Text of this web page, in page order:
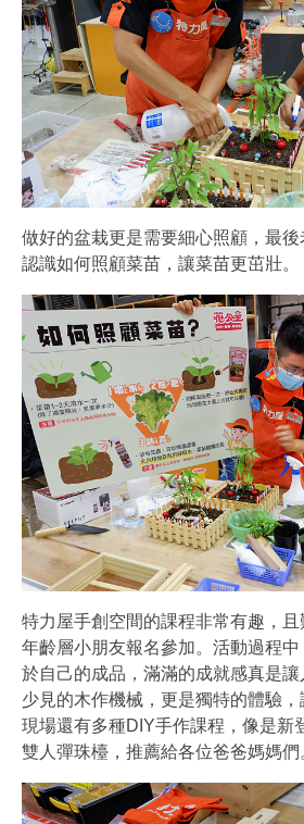
做好的盆栽更是需要細心照顧，最
認識如何照顧菜苗，讓菜苗更茁壯。
特力屋手創空間的課程非常有趣，
年齡層小朋友報名參加。活動過程
於自己的成品，滿滿的成就感真是
少見的木作機械，更是獨特的體驗，
現場還有多種DIY手作課程，像是新
雙人彈珠檯，推薦給各位爸爸媽媽們